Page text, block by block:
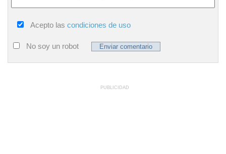
Acepto las condiciones de uso
No soy un robot
PUBLICIDAD